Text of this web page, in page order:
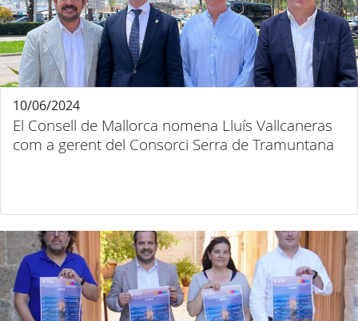
El Consell de Mallorca nomena Lluís Vallcaneras
com a gerent del Consorci Serra de Tramuntana
10/06/2024